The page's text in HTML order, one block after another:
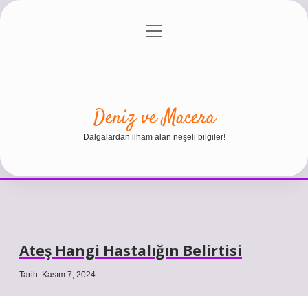
Gizlilik Politikası
menüyü
Deniz ve Macera
Dalgalardan ilham alan neşeli bilgiler!
Ateş Hangi Hastalığın Belirtisi
Tarih: Kasım 7, 2024